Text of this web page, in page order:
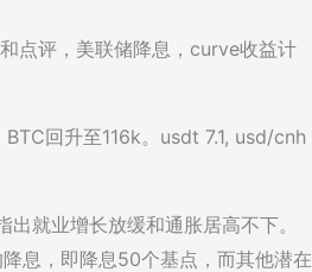
点评，美联储降息，curve收益计
回升至116k。usdt 7.1, usd/cnh
就业增长放缓和通胀居高不下。
息，即降息50个基点，而其他潜在